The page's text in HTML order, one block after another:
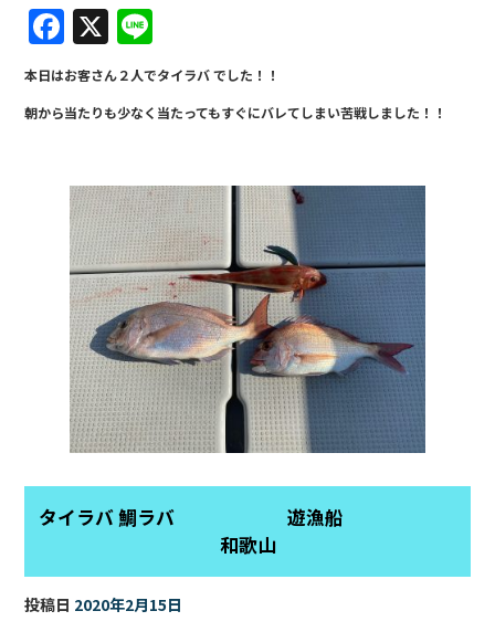
F
a
c
e
o
o
k
X
n
e
本日はお客さん２人でタイラバ でした！！
朝から当たりも少なく当たってもすぐにバレてしまい苦戦しました！！
タイラバ 鯛ラバ 遊漁船
和歌山
投稿日 2020年2月15日